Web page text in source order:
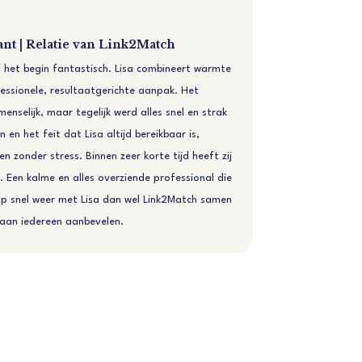
| Relatie van Link2Match
het begin fantastisch. Lisa combineert warmte
resultaatgerichte aanpak. Het
maar tegelijk werd alles snel en strak
en het feit dat Lisa altijd bereikbaar is,
zonder stress. Binnen zeer korte tijd heeft zij
kalme en alles overziende professional die
snel weer met Lisa dan wel Link2Match samen
iedereen aanbevelen.